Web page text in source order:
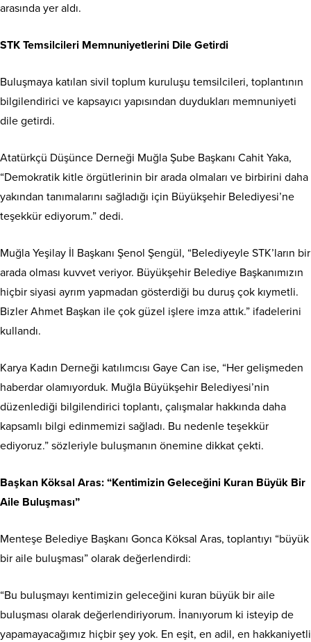
arasında yer aldı.
STK Temsilcileri Memnuniyetlerini Dile Getirdi
Buluşmaya katılan sivil toplum kuruluşu temsilcileri, toplantının
bilgilendirici ve kapsayıcı yapısından duydukları memnuniyeti
dile getirdi.
Atatürkçü Düşünce Derneği Muğla Şube Başkanı Cahit Yaka,
“Demokratik kitle örgütlerinin bir arada olmaları ve birbirini daha
yakından tanımalarını sağladığı için Büyükşehir Belediyesi’ne
teşekkür ediyorum.” dedi.
Muğla Yeşilay İl Başkanı Şenol Şengül, “Belediyeyle STK’ların bir
arada olması kuvvet veriyor. Büyükşehir Belediye Başkanımızın
hiçbir siyasi ayrım yapmadan gösterdiği bu duruş çok kıymetli.
Bizler Ahmet Başkan ile çok güzel işlere imza attık.” ifadelerini
kullandı.
Karya Kadın Derneği katılımcısı Gaye Can ise, “Her gelişmeden
haberdar olamıyorduk. Muğla Büyükşehir Belediyesi’nin
düzenlediği bilgilendirici toplantı, çalışmalar hakkında daha
kapsamlı bilgi edinmemizi sağladı. Bu nedenle teşekkür
ediyoruz.” sözleriyle buluşmanın önemine dikkat çekti.
Başkan Köksal Aras: “Kentimizin Geleceğini Kuran Büyük Bir
Aile Buluşması”
Menteşe Belediye Başkanı Gonca Köksal Aras, toplantıyı “büyük
bir aile buluşması” olarak değerlendirdi:
“Bu buluşmayı kentimizin geleceğini kuran büyük bir aile
buluşması olarak değerlendiriyorum. İnanıyorum ki isteyip de
yapamayacağımız hiçbir şey yok. En eşit, en adil, en hakkaniyetli